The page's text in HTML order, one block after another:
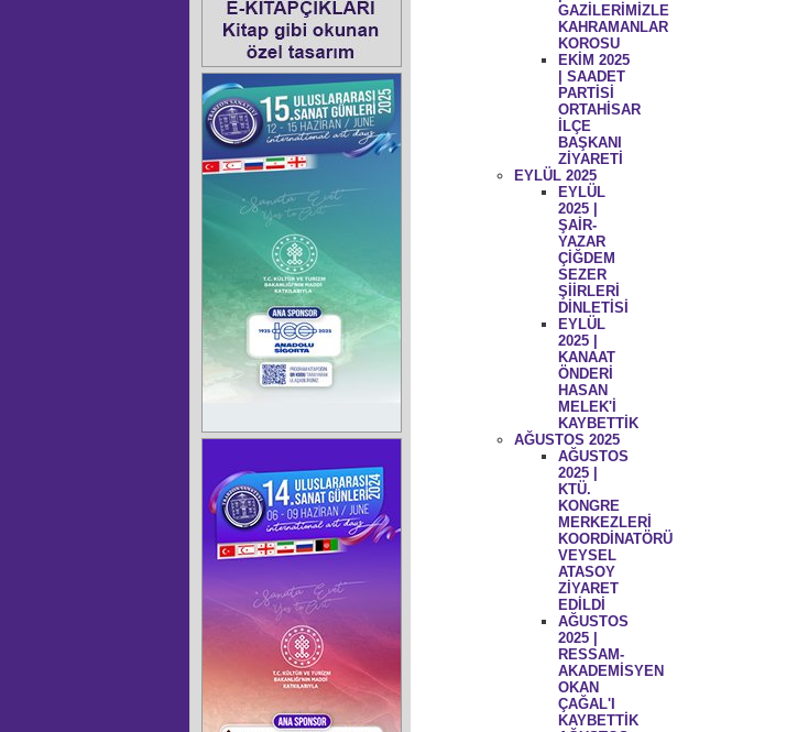
GAZİLERİMİZLE
KAHRAMANLAR
KOROSU
EKİM 2025
| SAADET
PARTİSİ
ORTAHİSAR
İLÇE
BAŞKANI
ZİYARETİ
EYLÜL 2025
EYLÜL
2025 |
ŞAİR-
YAZAR
ÇİĞDEM
SEZER
ŞİİRLERİ
DİNLETİSİ
EYLÜL
2025 |
KANAAT
ÖNDERİ
HASAN
MELEK'İ
KAYBETTİK
AĞUSTOS 2025
AĞUSTOS
2025 |
KTÜ.
KONGRE
MERKEZLERİ
KOORDİNATÖRÜ
VEYSEL
ATASOY
ZİYARET
EDİLDİ
AĞUSTOS
2025 |
RESSAM-
AKADEMİSYEN
OKAN
ÇAĞAL'I
KAYBETTİK